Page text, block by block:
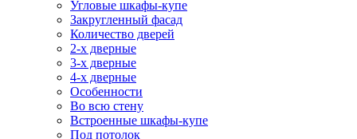
Угловые шкафы-купе
Закругленный фасад
Количество дверей
2-х дверные
3-х дверные
4-х дверные
Особенности
Во всю стену
Встроенные шкафы-купе
Под потолок